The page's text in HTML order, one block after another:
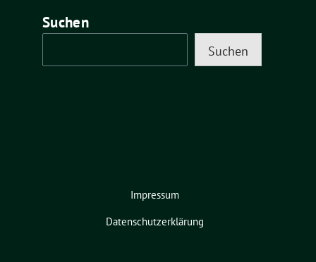
Suchen
Suchen
Impressum
Datenschutzerklärung